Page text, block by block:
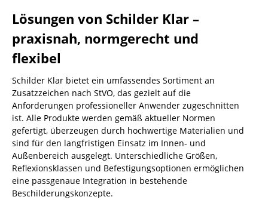
Lösungen von Schilder Klar –
praxisnah, normgerecht und
flexibel
Schilder Klar bietet ein umfassendes Sortiment an
Zusatzzeichen nach StVO, das gezielt auf die
Anforderungen professioneller Anwender zugeschnitten
ist. Alle Produkte werden gemäß aktueller Normen
gefertigt, überzeugen durch hochwertige Materialien und
sind für den langfristigen Einsatz im Innen- und
Außenbereich ausgelegt. Unterschiedliche Größen,
Reflexionsklassen und Befestigungsoptionen ermöglichen
eine passgenaue Integration in bestehende
Beschilderungskonzepte.